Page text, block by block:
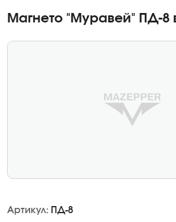
Магнето "Муравей" ПД-8
Артикул: ПД-8